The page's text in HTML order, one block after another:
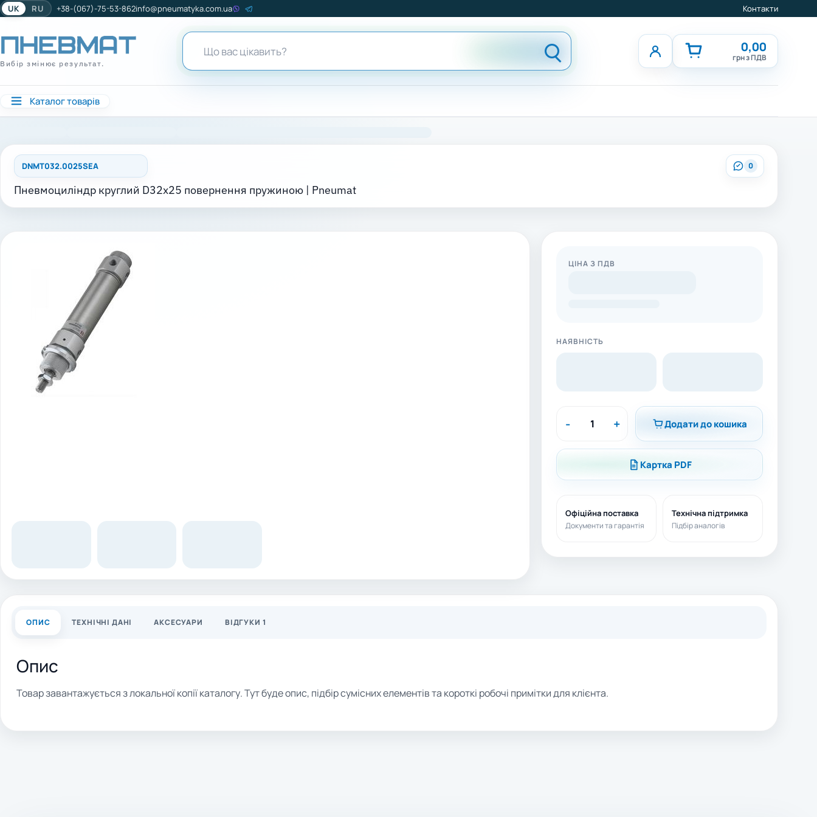
UK RU +38-(067)-75-53-862info@pneumatyka.com.ua Контакти
Вибір змінює результат.
0,00
грн з ПДВ
Каталог товарів
0
DNMT032.0025SEA
Пневмоциліндр круглий D32x25 повернення пружиною | Pneumat
ЦІНА З ПДВ
НАЯВНІСТЬ
- + Додати до кошика
Картка PDF
Офіційна поставка
Документи та гарантія
Технічна підтримка
Підбір аналогів
ОПИС ТЕХНІЧНІ ДАНІ АКСЕСУАРИ ВІДГУКИ 1
Опис
Товар завантажується з локальної копії каталогу. Тут буде опис, підбір сумісних елементів та короткі робочі примітки для клієнта.